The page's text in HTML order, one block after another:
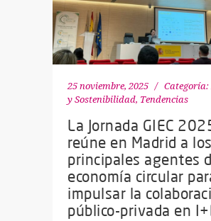
25 noviembre, 2025 Categoría:
y Sostenibilidad, Tendencias
La Jornada GIEC
reúne en Madrid a los
principales agentes
economía circular
impulsar la
público-privada en